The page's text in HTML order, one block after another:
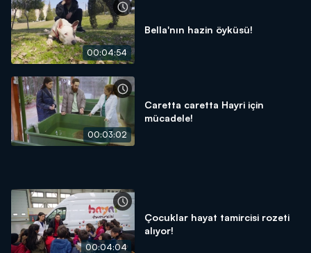
00:04:54
Bella'nın hazin öyküsü!
00:03:02
Caretta caretta Hayri için
mücadele!
00:04:04
Çocuklar hayat tamircisi rozeti
alıyor!